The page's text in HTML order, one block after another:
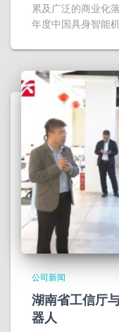
累及广泛的商业化
年度中国具身智能
公司新闻
湖南省工信厅
器人